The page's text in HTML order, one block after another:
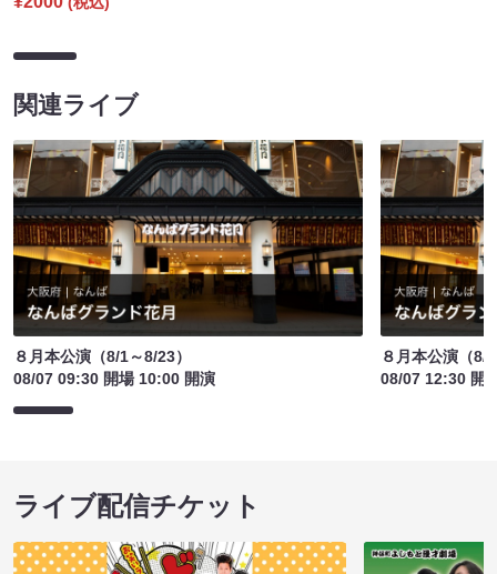
関連ライブ
８月本公演（8/1～8/23）
08/07 09:30 開場 10:00 開演
８月本公演（8/
08/07 12:30 開
ライブ配信チケット